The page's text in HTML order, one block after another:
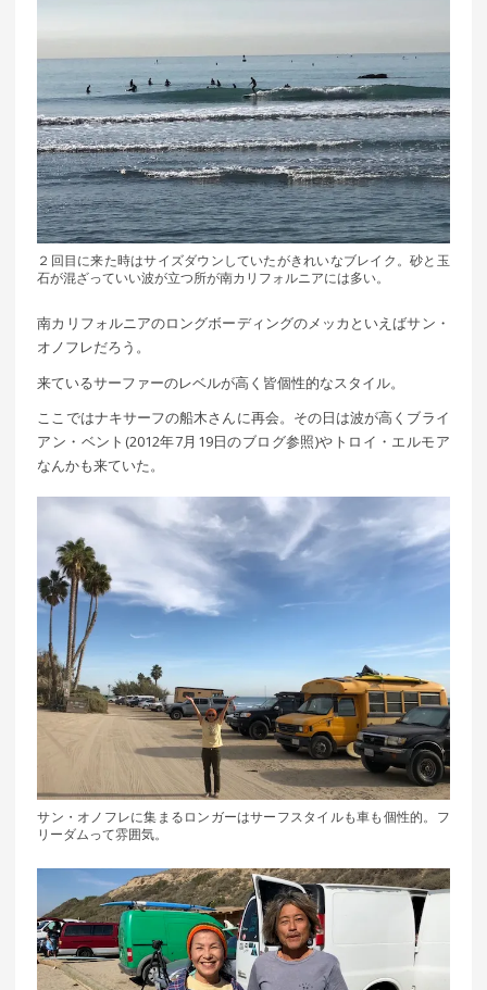
２回目に来た時はサイズダウンしていたがきれいなブレイク。砂と玉
石が混ざっていい波が立つ所が南カリフォルニアには多い。
南カリフォルニアのロングボーディングのメッカといえばサン・
オノフレだろう。
来ているサーファーのレベルが高く皆個性的なスタイル。
ここではナキサーフの船木さんに再会。その日は波が高くブライ
アン・ベント(2012年7月19日のブログ参照)やトロイ・エルモア
なんかも来ていた。
サン・オノフレに集まるロンガーはサーフスタイルも車も個性的。フ
リーダムって雰囲気。